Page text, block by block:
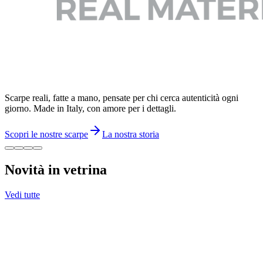
Scarpe reali, fatte a mano, pensate per chi cerca autenticità ogni
giorno. Made in Italy, con amore per i dettagli.
Scopri le nostre scarpe La nostra storia
Novità in vetrina
Vedi tutte